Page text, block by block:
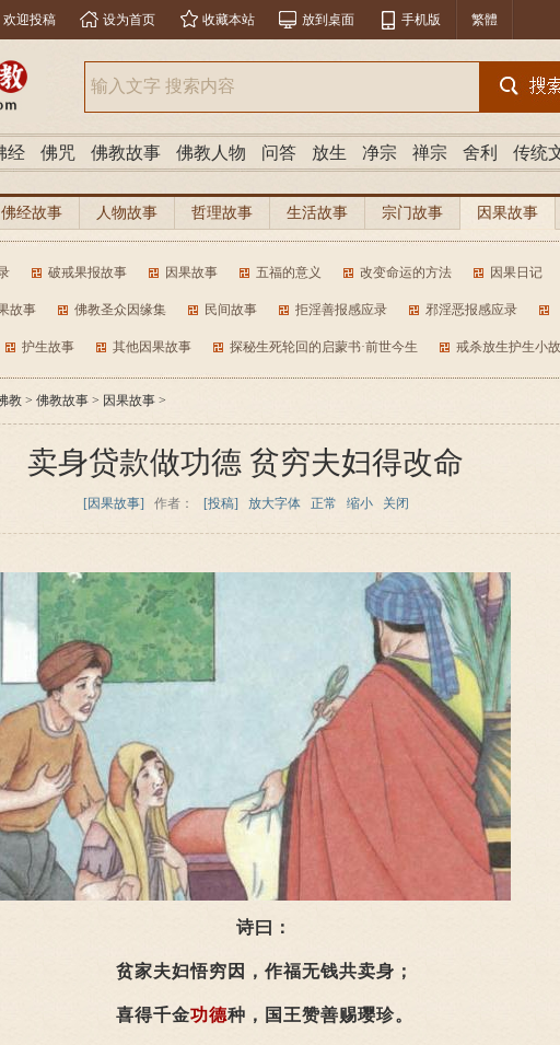
欢迎投稿 设为首页 收藏本站 放到桌面 手机版 繁體
经 佛咒 佛教故事 佛教人物 问答 放生 净宗 禅宗 舍利 传统
佛经故事 人物故事 哲理故事 生活故事 宗门故事 因果故事
破戒果报故事 因果故事 五福的意义 改变命运的方法 因果日记
故事 佛教圣众因缘集 民间故事 拒淫善报感应录 邪淫恶报感应录
护生故事 其他因果故事 探秘生死轮回的启蒙书·前世今生 戒杀放生护生小
教 > 佛教故事 > 因果故事 >
卖身贷款做功德 贫穷夫妇得改命
[因果故事] 作者： [投稿] 放大字体 正常 缩小 关闭
诗曰：
贫家夫妇悟穷因，作福无钱共卖身；
喜得千金功德种，国王赞善赐璎珍。